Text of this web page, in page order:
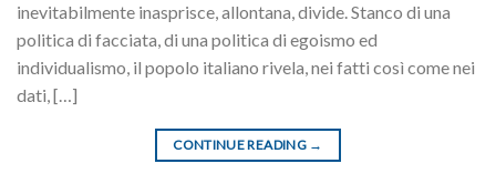
inevitabilmente inasprisce, allontana, divide. Stanco di una
politica di facciata, di una politica di egoismo ed
individualismo, il popolo italiano rivela, nei fatti così come nei
dati, […]
CONTINUE READING →